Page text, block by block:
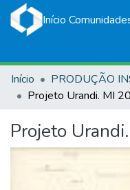
Início
Início
Projeto Urandi. MI
Projeto